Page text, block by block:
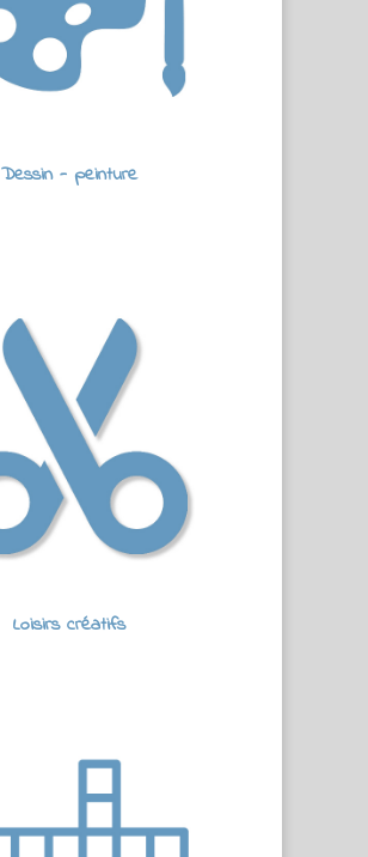
Dessin - peinture
Loisirs créatifs